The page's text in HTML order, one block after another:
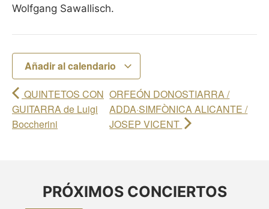
Wolfgang Sawallisch.
Añadir al calendario
QUINTETOS CON
GUITARRA de Luigi
Boccherini
ORFEÓN DONOSTIARRA /
ADDA·SIMFÒNICA ALICANTE /
JOSEP VICENT
PRÓXIMOS CONCIERTOS